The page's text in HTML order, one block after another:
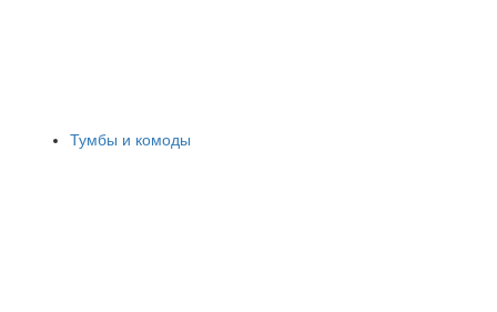
Тумбы и комоды